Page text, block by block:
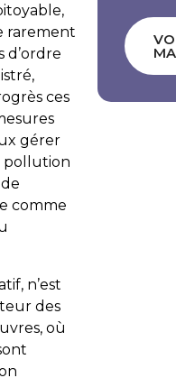
rarement
d’ordre
ces
gérer
pollution
comme
n’est
des
où